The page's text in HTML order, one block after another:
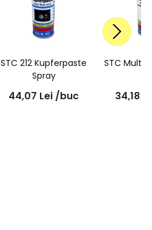
STC 212 Kupferpaste
Spray
44,07 Lei /buc
STC Multi
34,18